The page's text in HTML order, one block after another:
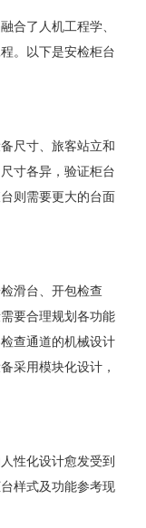
合了人机工程学、
。以下是安检柜台
尺寸、旅客站立和
寸各异，验证柜台
则需要更大的台面
滑台、开包检查
要合理规划各功能
查通道的机械设计
采用模块化设计，
性化设计愈发受到
样式及功能参考现